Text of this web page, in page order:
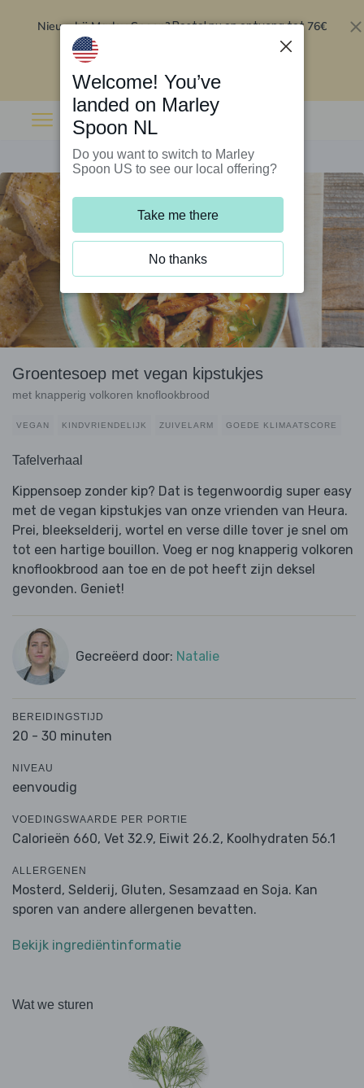
Nieuw bij Marley Spoon?Bestel nu en ontvang tot 76€
Groentesoep met vegan kipstukjes
met knapperig volkoren knoflookbrood
VEGAN KINDVRIENDELIJK ZUIVELARM GOEDE KLIMAATSCORE
Tafelverhaal
Kippensoep zonder kip? Dat is tegenwoordig super easy
met de vegan kipstukjes van onze vrienden van Heura.
Prei, bleekselderij, wortel en verse dille tover je snel om
tot een hartige bouillon. Voeg er nog knapperig volkoren
knoflookbrood aan toe en de pot heeft zijn deksel
gevonden. Geniet!
Gecreëerd door: Natalie
BEREIDINGSTIJD
20 - 30 minuten
NIVEAU
eenvoudig
VOEDINGSWAARDE PER PORTIE
Calorieën 660, Vet 32.9, Eiwit 26.2, Koolhydraten 56.1
ALLERGENEN
Mosterd, Selderij, Gluten, Sesamzaad en Soja. Kan
sporen van andere allergenen bevatten.
Bekijk ingrediëntinformatie
Wat we sturen
Welcome! You’ve
landed on Marley
Spoon NL
Do you want to switch to Marley
Spoon US to see our local offering?
Take me there
No thanks